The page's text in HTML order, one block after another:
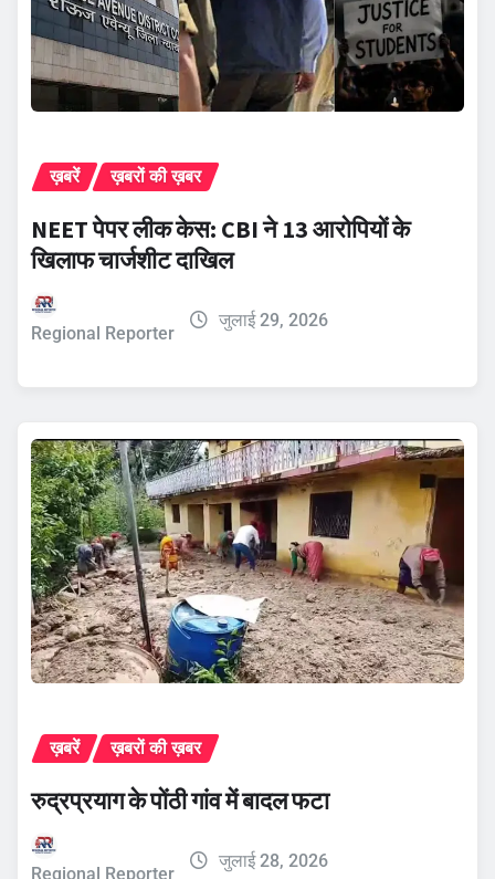
ख़बरें ख़बरों की ख़बर
NEET पेपर लीक केस: CBI ने 13 आरोपियों के
खिलाफ चार्जशीट दाखिल
Regional Reporter
जुलाई 29, 2026
ख़बरें ख़बरों की ख़बर
रुद्रप्रयाग के पोंठी गांव में बादल फटा
Regional Reporter
जुलाई 28, 2026